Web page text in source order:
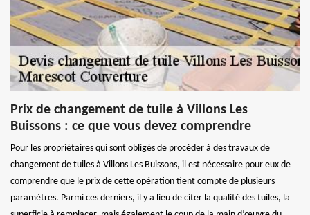
Prix de changement de tuile à Villons Les
Buissons : ce que vous devez comprendre
Pour les propriétaires qui sont obligés de procéder à des travaux de
changement de tuiles à Villons Les Buissons, il est nécessaire pour eux de
comprendre que le prix de cette opération tient compte de plusieurs
paramètres. Parmi ces derniers, il y a lieu de citer la qualité des tuiles, la